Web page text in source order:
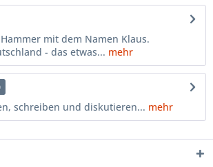
mit dem Namen Klaus.
- das etwas... mehr
schreiben und diskutieren... mehr